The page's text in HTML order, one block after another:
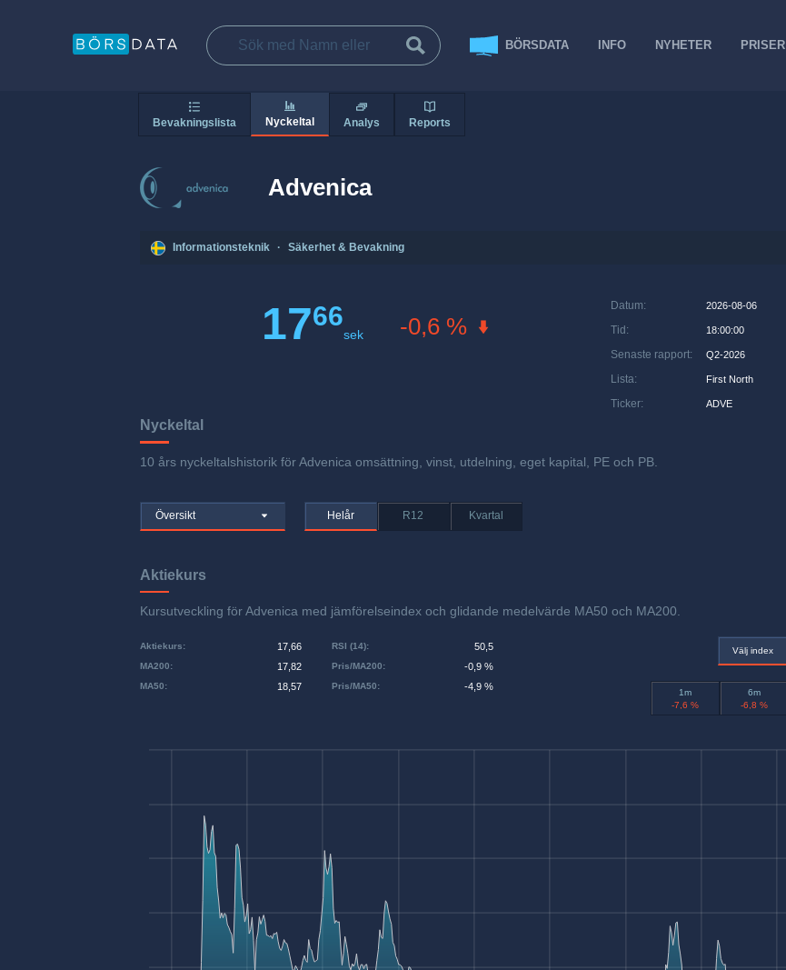
BÖRSDATA INFO NYHETER PRISER
Bevakningslista Nyckeltal Analys Reports
Advenica
Informationsteknik · Säkerhet & Bevakning
1766
sek -0,6 %
Datum: 2026-08-06
Tid : 18:00:00
Senaste rapport: Q2-2026
Lista: First North
Ticker: ADVE
Nyckeltal
10 års nyckeltalshistorik för Advenica omsättning, vinst, utdelning, eget kapital, PE och PB.
Översikt Helår R12 Kvartal
Aktiekurs
Kursutveckling för Advenica med jämförelseindex och glidande medelvärde MA50 och MA200.
Aktiekurs: 17,66
MA50: 18,57
MA200: 17,82 Pris/MA200: -0,9 %
RSI (14): 50,5
Pris/MA50: -4,9 %
Välj index
1m
-7,6 %
6m
-6,8 %